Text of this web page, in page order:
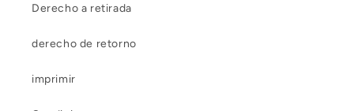
Derecho a retirada
derecho de retorno
imprimir